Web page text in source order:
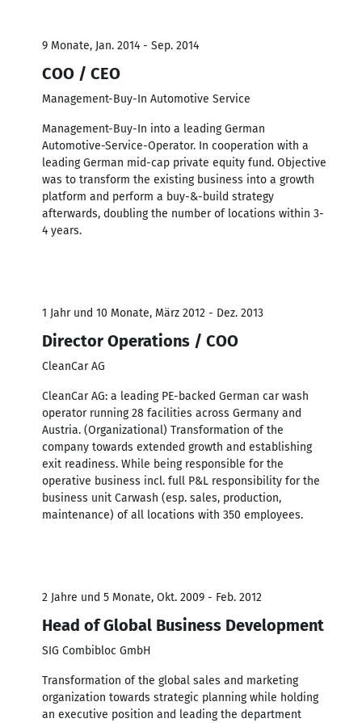
9 Monate, Jan. 2014 - Sep. 2014
COO / CEO
Management-Buy-In Automotive Service
Management-Buy-In into a leading German
Automotive-Service-Operator. In cooperation with a
leading German mid-cap private equity fund. Objective
was to transform the existing business into a growth
platform and perform a buy-&-build strategy
afterwards, doubling the number of locations within 3-
4 years.
1 Jahr und 10 Monate, März 2012 - Dez. 2013
Director Operations / COO
CleanCar AG
CleanCar AG: a leading PE-backed German car wash
operator running 28 facilities across Germany and
Austria. (Organizational) Transformation of the
company towards extended growth and establishing
exit readiness. While being responsible for the
operative business incl. full P&L responsibility for the
business unit Carwash (esp. sales, production,
maintenance) of all locations with 350 employees.
2 Jahre und 5 Monate, Okt. 2009 - Feb. 2012
Head of Global Business Development
SIG Combibloc GmbH
Transformation of the global sales and marketing
organization towards strategic planning while holding
an executive position and leading the department